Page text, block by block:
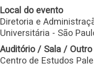
Local do evento
Diretoria e
Universitária - São
Auditório / Sala / Outro
Centro de Estudos